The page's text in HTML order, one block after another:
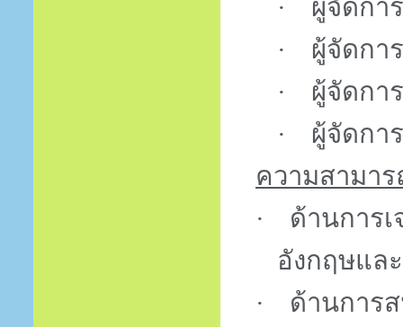
·
ผู้จัดกา
·
ผู้จัดกา
·
ผู้จัดกา
·
ผู้จัดกา
ความสามาร
·
ด้านการ
อังกฤษแล
·
ด้านการ